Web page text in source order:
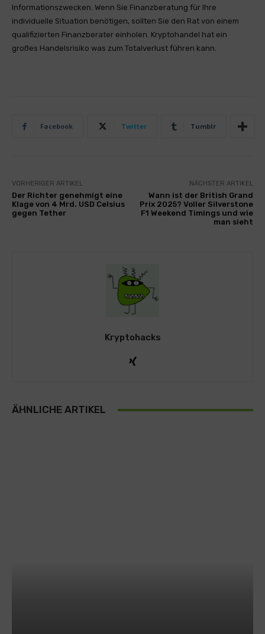
Informationszwecken. Wenn Sie Finanzberatung für Ihre
individuelle Situation benötigen, sollten Sie den Rat von einem
qualifizierten Finanzberater einholen. Kryptohandel hat ein
großes Handelsrisiko was zum Totalverlust führen kann.
Facebook Twitter Tumblr
VORHERIGER ARTIKEL
Der Richter genehmigt eine
Klage von 4 Mrd. USD Celsius
gegen Tether
NÄCHSTER ARTIKEL
Wann ist der British Grand
Prix 2025? Voller Silverstone
F1 Weekend Timings und wie
man sieht
Kryptohacks
ÄHNLICHE ARTIKEL